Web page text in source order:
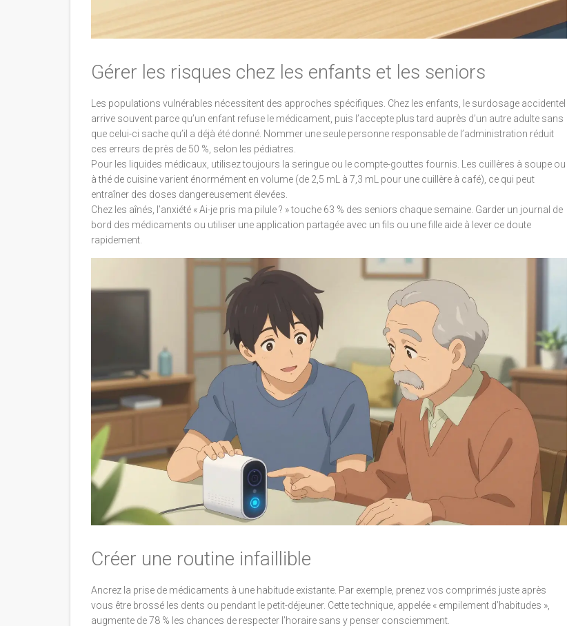
Gérer les risques chez les enfants et les seniors
Les populations vulnérables nécessitent des approches spécifiques. Chez les enfants, le surdosage accidentel
arrive souvent parce qu’un enfant refuse le médicament, puis l’accepte plus tard auprès d’un autre adulte sans
que celui-ci sache qu’il a déjà été donné. Nommer une seule personne responsable de l’administration réduit
ces erreurs de près de 50 %, selon les pédiatres.
Pour les liquides médicaux, utilisez toujours la seringue ou le compte-gouttes fournis. Les cuillères à soupe ou
à thé de cuisine varient énormément en volume (de 2,5 mL à 7,3 mL pour une cuillère à café), ce qui peut
entraîner des doses dangereusement élevées.
Chez les aînés, l’anxiété « Ai-je pris ma pilule ? » touche 63 % des seniors chaque semaine. Garder un journal de
bord des médicaments ou utiliser une application partagée avec un fils ou une fille aide à lever ce doute
rapidement.
Créer une routine infaillible
Ancrez la prise de médicaments à une habitude existante. Par exemple, prenez vos comprimés juste après
vous être brossé les dents ou pendant le petit-déjeuner. Cette technique, appelée « empilement d’habitudes »,
augmente de 78 % les chances de respecter l’horaire sans y penser consciemment.